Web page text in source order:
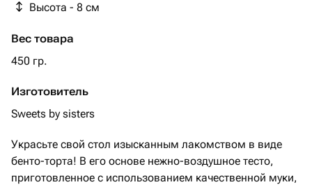
Высота - 8 см
Вес товара
450 гр.
Изготовитель
Sweets by sisters
Украсьте свой стол изысканным лакомством в виде
бенто-торта! В его основе нежно-воздушное тесто,
приготовленное с использованием качественной муки,